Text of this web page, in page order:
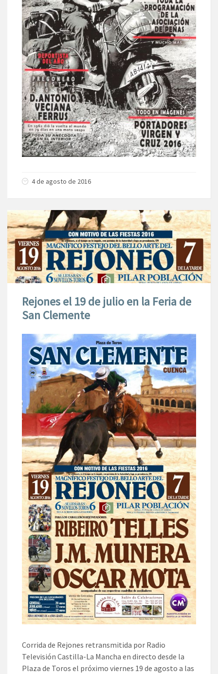
4 de agosto de 2016
Rejones el 19 de julio en la Feria de
San Clemente
Corrida de Rejones retransmitida por Radio
Televisión Castilla-La Mancha en directo desde la
Plaza de Toros el próximo viernes 19 de agosto a las